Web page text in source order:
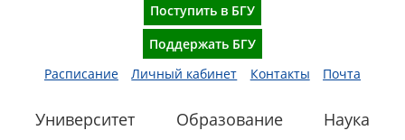
Поступить в БГУ
Поддержать БГУ
Расписание
Личный кабинет Контакты Почта
Университет Образование
Наука